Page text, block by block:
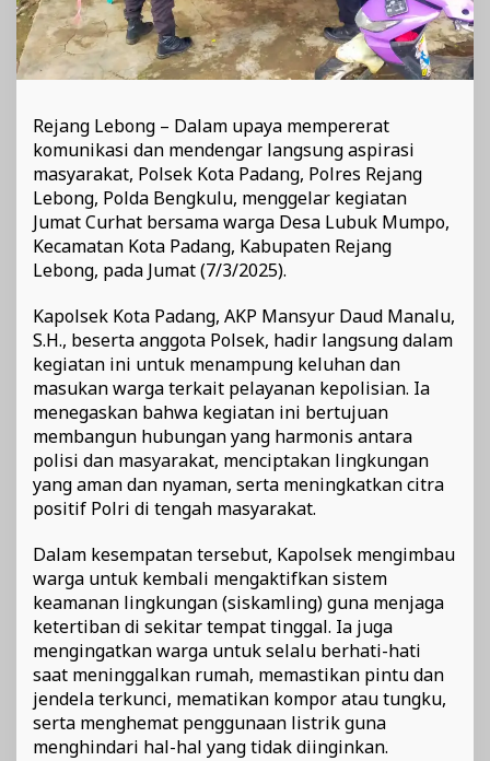
Rejang Lebong – Dalam upaya mempererat
komunikasi dan mendengar langsung aspirasi
masyarakat, Polsek Kota Padang, Polres Rejang
Lebong, Polda Bengkulu, menggelar kegiatan
Jumat Curhat bersama warga Desa Lubuk Mumpo,
Kecamatan Kota Padang, Kabupaten Rejang
Lebong, pada Jumat (7/3/2025).
Kapolsek Kota Padang, AKP Mansyur Daud Manalu,
S.H., beserta anggota Polsek, hadir langsung dalam
kegiatan ini untuk menampung keluhan dan
masukan warga terkait pelayanan kepolisian. Ia
menegaskan bahwa kegiatan ini bertujuan
membangun hubungan yang harmonis antara
polisi dan masyarakat, menciptakan lingkungan
yang aman dan nyaman, serta meningkatkan citra
positif Polri di tengah masyarakat.
Dalam kesempatan tersebut, Kapolsek mengimbau
warga untuk kembali mengaktifkan sistem
keamanan lingkungan (siskamling) guna menjaga
ketertiban di sekitar tempat tinggal. Ia juga
mengingatkan warga untuk selalu berhati-hati
saat meninggalkan rumah, memastikan pintu dan
jendela terkunci, mematikan kompor atau tungku,
serta menghemat penggunaan listrik guna
menghindari hal-hal yang tidak diinginkan.